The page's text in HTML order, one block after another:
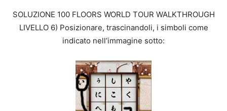
SOLUZIONE 100 FLOORS WORLD TOUR WALKTHROUGH
LIVELLO 6) Posizionare, trascinandoli, i simboli come
indicato nell’immagine sotto: